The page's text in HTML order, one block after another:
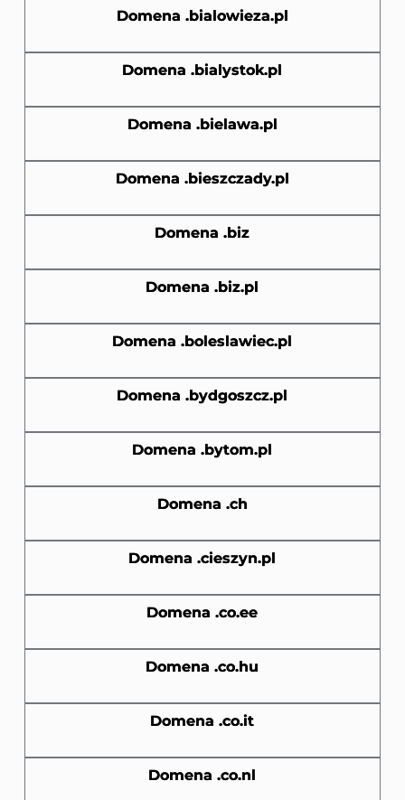
Domena .bialowieza.pl
Domena .bialystok.pl
Domena .bielawa.pl
Domena .bieszczady.pl
Domena .biz
Domena .biz.pl
Domena .boleslawiec.pl
Domena .bydgoszcz.pl
Domena .bytom.pl
Domena .ch
Domena .cieszyn.pl
Domena .co.ee
Domena .co.hu
Domena .co.it
Domena .co.nl